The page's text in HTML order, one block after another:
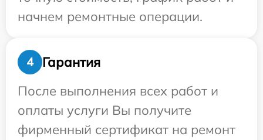
начнем ремонтные операции.
4
Гарантия
После выполнения всех работ и
оплаты услуги Вы получите
фирменный сертификат на ремонт